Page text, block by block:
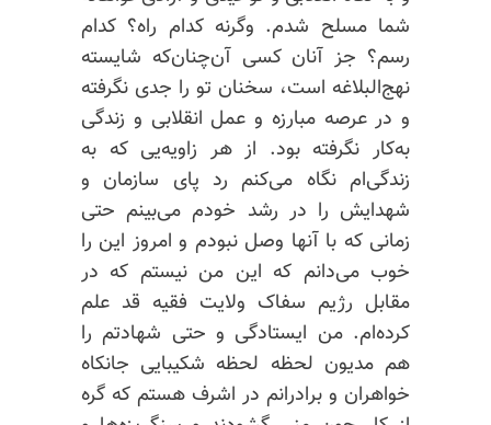
شما مسلح شدم. وگرنه کدام راه؟ کدام
رسم؟ جز آنان کسی آن‌چنان‌که شایسته
نهج‌البلاغه است، سخنان تو را جدی نگرفته
و در عرصه مبارزه و عمل انقلابی و زندگی
به‌کار نگرفته بود. از هر زاویه‌یی که به
زندگی‌ام نگاه می‌کنم رد پای سازمان و
شهدایش را در رشد خودم می‌بینم حتی
زمانی که با آنها وصل نبودم و امروز این را
خوب می‌دانم که این من نیستم که در
مقابل رژیم سفاک ولایت فقیه قد علم
کرده‌ام. من ایستادگی و حتی شهادتم را
هم مدیون لحظه لحظه شکیبایی جانکاه
خواهران و برادرانم در اشرف هستم که گره